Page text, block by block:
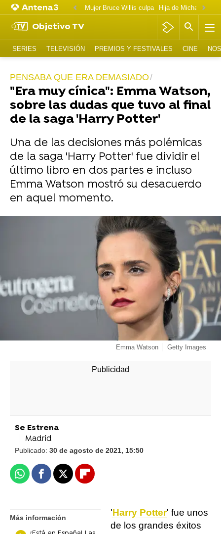
Mujer Bruce Willis culpa
Objetivo TV
SERIES TELEVISIÓN PREMIOS Y FESTIVALES CINE
PENSABA QUE ERA DEMASIADO
"Era muy cínica": Emma Watson,
sobre las dudas que tuvo al final
de la saga 'Harry Potter'
Una de las decisiones más polémicas
de la saga 'Harry Potter' fue dividir el
último libro en dos partes e incluso
Emma Watson mostró su desacuerdo
en aquel momento.
Emma Watson Getty Images
Se Estrena
Madrid
Publicado: 30 de agosto de 2021, 15:50
WhatsappFacebook
X Flipboard
Más información 'Harry Potter' fue unos
de los grandes éxitos